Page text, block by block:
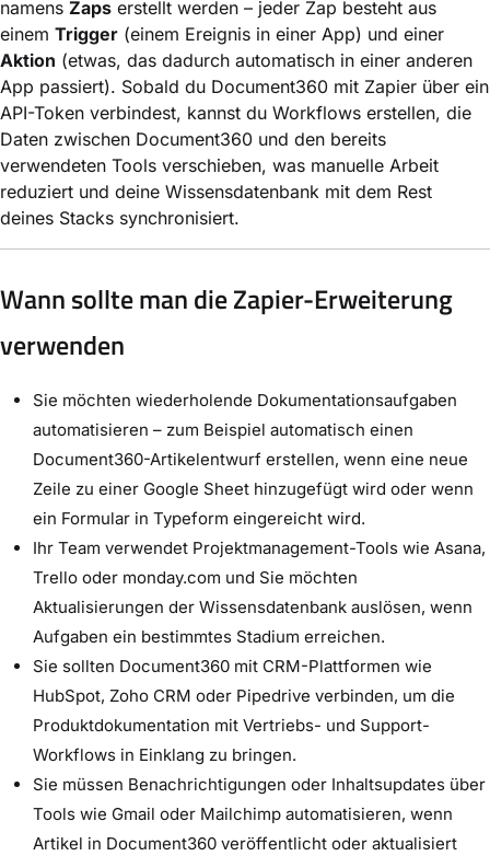
namens Zaps erstellt werden – jeder Zap besteht aus
einem Trigger (einem Ereignis in einer App) und einer
Aktion (etwas, das dadurch automatisch in einer anderen
App passiert). Sobald du Document360 mit Zapier über ein
API-Token verbindest, kannst du Workflows erstellen, die
Daten zwischen Document360 und den bereits
verwendeten Tools verschieben, was manuelle Arbeit
reduziert und deine Wissensdatenbank mit dem Rest
deines Stacks synchronisiert.
Wann sollte man die Zapier-Erweiterung
verwenden
Sie möchten wiederholende Dokumentationsaufgaben
automatisieren – zum Beispiel automatisch einen
Document360-Artikelentwurf erstellen, wenn eine neue
Zeile zu einer Google Sheet hinzugefügt wird oder wenn
ein Formular in Typeform eingereicht wird.
Ihr Team verwendet Projektmanagement-Tools wie Asana,
Trello oder monday.com und Sie möchten
Aktualisierungen der Wissensdatenbank auslösen, wenn
Aufgaben ein bestimmtes Stadium erreichen.
Sie sollten Document360 mit CRM-Plattformen wie
HubSpot, Zoho CRM oder Pipedrive verbinden, um die
Produktdokumentation mit Vertriebs- und Support-
Workflows in Einklang zu bringen.
Sie müssen Benachrichtigungen oder Inhaltsupdates über
Tools wie Gmail oder Mailchimp automatisieren, wenn
Artikel in Document360 veröffentlicht oder aktualisiert